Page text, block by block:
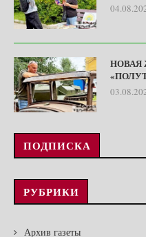
НОВАЯ
ПОДПИСКА
РУБРИКИ
Архив газеты